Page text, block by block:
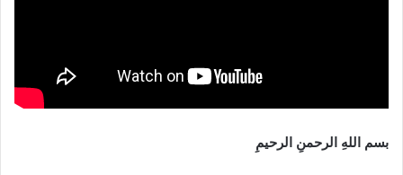
بسم اللهِ الرحمنِ الرحيمِ